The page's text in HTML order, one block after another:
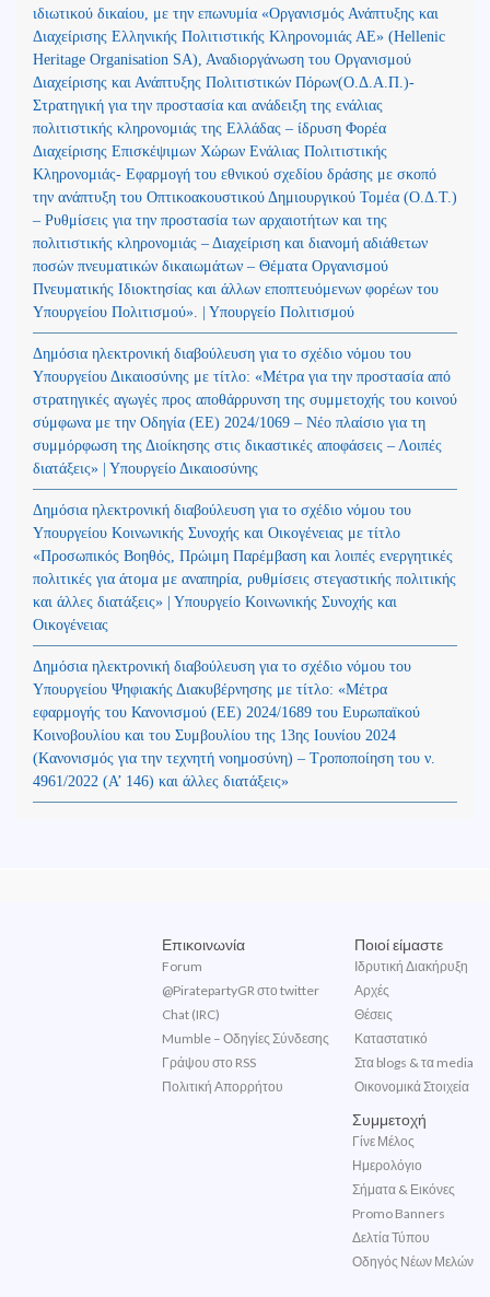
ιδιωτικού δικαίου, με την επωνυμία «Οργανισμός Ανάπτυξης και
Διαχείρισης Ελληνικής Πολιτιστικής Κληρονομιάς ΑΕ» (Hellenic
Heritage Organisation SA), Αναδιοργάνωση του Οργανισμού
Διαχείρισης και Ανάπτυξης Πολιτιστικών Πόρων(Ο.Δ.Α.Π.)-
Στρατηγική για την προστασία και ανάδειξη της ενάλιας
πολιτιστικής κληρονομιάς της Ελλάδας – ίδρυση Φορέα
Διαχείρισης Επισκέψιμων Χώρων Ενάλιας Πολιτιστικής
Κληρονομιάς- Εφαρμογή του εθνικού σχεδίου δράσης με σκοπό
την ανάπτυξη του Οπτικοακουστικού Δημιουργικού Τομέα (Ο.Δ.Τ.)
– Ρυθμίσεις για την προστασία των αρχαιοτήτων και της
πολιτιστικής κληρονομιάς – Διαχείριση και διανομή αδιάθετων
ποσών πνευματικών δικαιωμάτων – Θέματα Οργανισμού
Πνευματικής Ιδιοκτησίας και άλλων εποπτευόμενων φορέων του
Υπουργείου Πολιτισμού». | Υπουργείο Πολιτισμού
Δημόσια ηλεκτρονική διαβούλευση για το σχέδιο νόμου του
Υπουργείου Δικαιοσύνης με τίτλο: «Μέτρα για την προστασία από
στρατηγικές αγωγές προς αποθάρρυνση της συμμετοχής του κοινού
σύμφωνα με την Οδηγία (ΕΕ) 2024/1069 – Νέο πλαίσιο για τη
συμμόρφωση της Διοίκησης στις δικαστικές αποφάσεις – Λοιπές
διατάξεις» | Υπουργείο Δικαιοσύνης
Δημόσια ηλεκτρονική διαβούλευση για το σχέδιο νόμου του
Υπουργείου Κοινωνικής Συνοχής και Οικογένειας με τίτλο
«Προσωπικός Βοηθός, Πρώιμη Παρέμβαση και λοιπές ενεργητικές
πολιτικές για άτομα με αναπηρία, ρυθμίσεις στεγαστικής πολιτικής
και άλλες διατάξεις» | Υπουργείο Κοινωνικής Συνοχής και
Οικογένειας
Δημόσια ηλεκτρονική διαβούλευση για το σχέδιο νόμου του
Υπουργείου Ψηφιακής Διακυβέρνησης με τίτλο: «Μέτρα
εφαρμογής του Κανονισμού (ΕΕ) 2024/1689 του Ευρωπαϊκού
Κοινοβουλίου και του Συμβουλίου της 13ης Ιουνίου 2024
(Kανονισμός για την τεχνητή νοημοσύνη) – Τροποποίηση του ν.
4961/2022 (Α’ 146) και άλλες διατάξεις»
Επικοινωνία
Forum
@PiratepartyGR στο twitter
Chat (IRC)
Mumble – Οδηγίες Σύνδεσης
Γράψου στο RSS
Πολιτική Απορρήτου
Ποιοί είμαστε
Ιδρυτική Διακήρυξη
Αρχές
Θέσεις
Καταστατικό
Στα blogs & τα media
Οικονομικά Στοιχεία
Συμμετοχή
Γίνε Μέλος
Ημερολόγιο
Σήματα & Εικόνες
Promo Banners
Δελτία Τύπου
Οδηγός Νέων Μελών